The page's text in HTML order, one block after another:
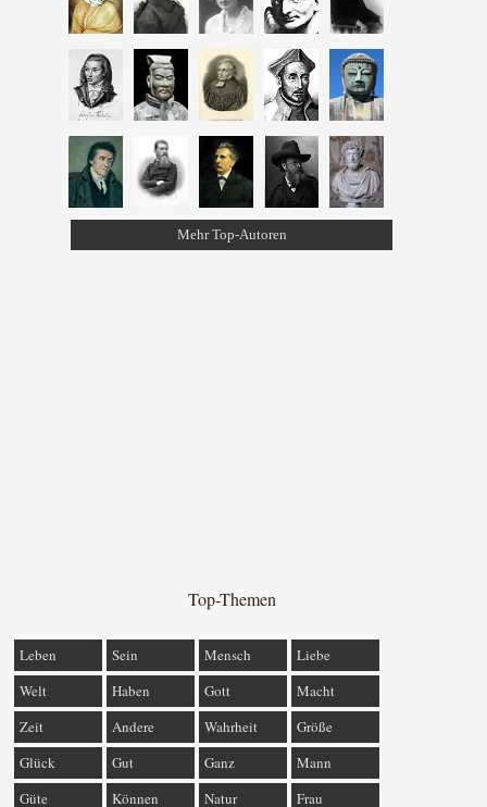
Mehr Top-Autoren
Top-Themen
Leben Sein Mensch
Liebe
Welt
Haben Gott
Macht
Zeit
Andere Wahrheit
Größe
Glück
Gut Ganz
Mann
Güte
Können Natur Frau